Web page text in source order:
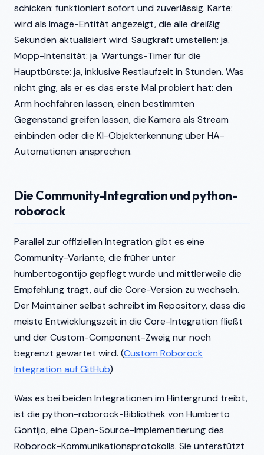
schicken: funktioniert sofort und zuverlässig. Karte:
wird als Image-Entität angezeigt, die alle dreißig
Sekunden aktualisiert wird. Saugkraft umstellen: ja.
Mopp-Intensität: ja. Wartungs-Timer für die
Hauptbürste: ja, inklusive Restlaufzeit in Stunden. Was
nicht ging, als er es das erste Mal probiert hat: den
Arm hochfahren lassen, einen bestimmten
Gegenstand greifen lassen, die Kamera als Stream
einbinden oder die KI-Objekterkennung über HA-
Automationen ansprechen.
Die Community-Integration und python-
roborock
Parallel zur offiziellen Integration gibt es eine
Community-Variante, die früher unter
humbertogontijo gepflegt wurde und mittlerweile die
Empfehlung trägt, auf die Core-Version zu wechseln.
Der Maintainer selbst schreibt im Repository, dass die
meiste Entwicklungszeit in die Core-Integration fließt
und der Custom-Component-Zweig nur noch
begrenzt gewartet wird. (Custom Roborock
Integration auf GitHub)
Was es bei beiden Integrationen im Hintergrund treibt,
ist die python-roborock-Bibliothek von Humberto
Gontijo, eine Open-Source-Implementierung des
Roborock-Kommunikationsprotokolls. Sie unterstützt